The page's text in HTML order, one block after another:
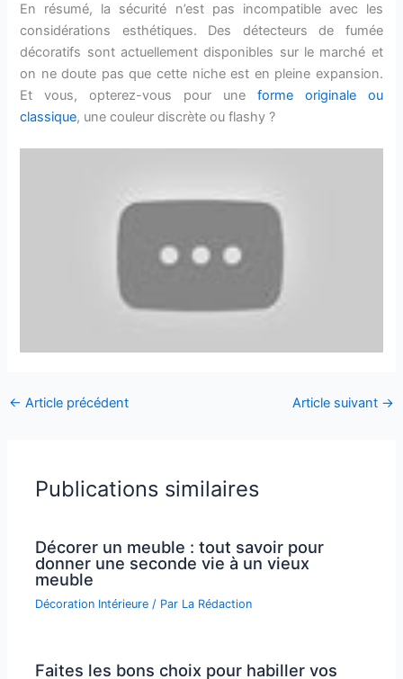
En résumé, la sécurité n’est pas incompatible avec les
considérations esthétiques. Des détecteurs de fumée
décoratifs sont actuellement disponibles sur le marché et
on ne doute pas que cette niche est en pleine expansion.
Et vous, opterez-vous pour une forme originale ou
classique, une couleur discrète ou flashy ?
← Article précédent Article suivant →
Publications similaires
Décorer un meuble : tout savoir pour
donner une seconde vie à un vieux
meuble
Décoration Intérieure / Par La Rédaction
Faites les bons choix pour habiller vos